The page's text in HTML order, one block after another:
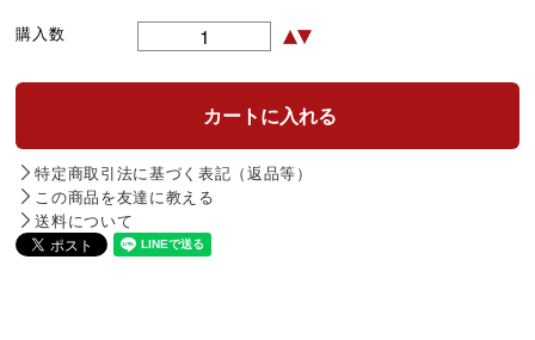
購入数
特定商取引法に基づく表記（返品等）
この商品を友達に教える
送料について